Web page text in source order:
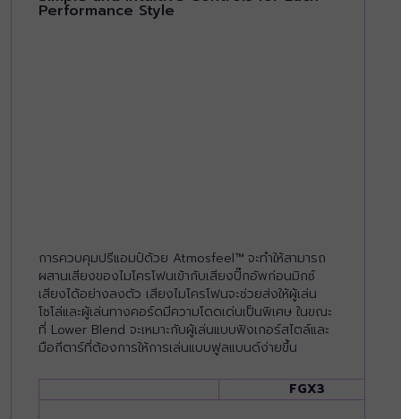
Performance Style
การควบคุมปรีแอมป์ด้วย Atmosfeel™ จะทำให้สามารถ
ผสานเสียงของไมโครโฟนเข้ากับเสียงปิ๊กอัพก่อนมิกซ์
เสียงได้อย่างลงตัว เสียงไมโครโฟนจะช่วยส่งให้ผู้เล่น
โซโล่และผู้เล่นทางคอร์ดมีความโดดเด่นเป็นพิเศษ ในขณะ
ที่ Lower Blend จะเหมาะกับผู้เล่นแบบฟิงเกอร์สไตล์และ
มือกีตาร์ที่ต้องการให้การเล่นแบบฟูลแบนด์ง่ายขึ้น
FGX3